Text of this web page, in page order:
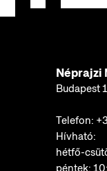
Néprajzi
Budapest
Telefon:
Hívható:
hétfő-